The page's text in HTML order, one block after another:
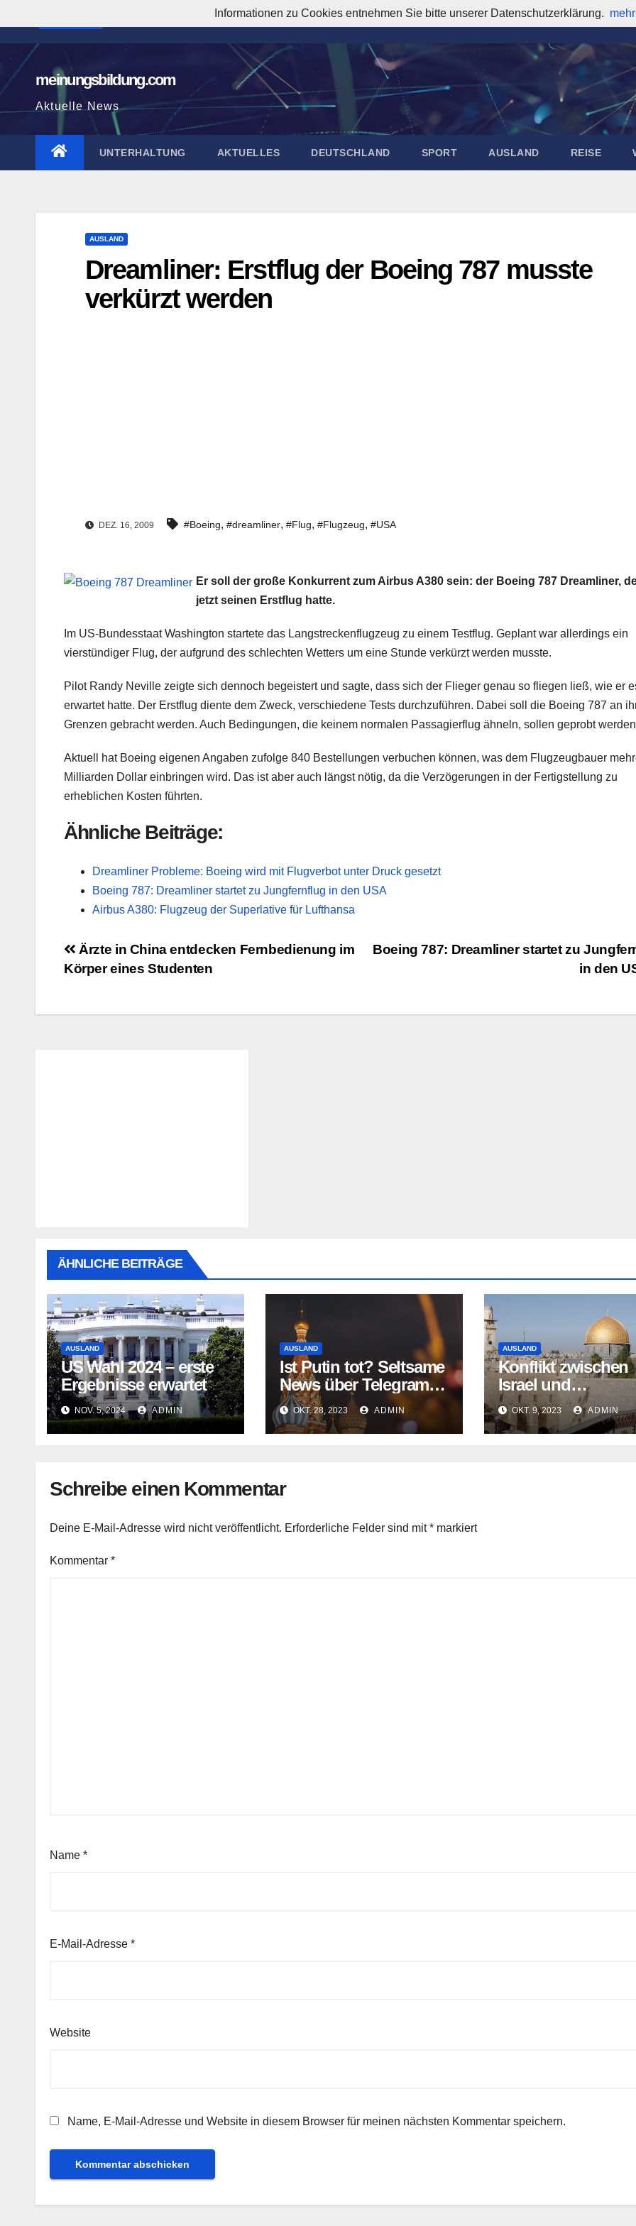
Inhalt
springen
meinungsbildung.com
Aktuelle News
UNTERHALTUNG AKTUELLES DEUTSCHLAND SPORT AUSLAND REISE
AUSLAND
Dreamliner: Erstflug der Boeing 787 musste
verkürzt werden
DEZ. 16, 2009 #Boeing, #dreamliner, #Flug, #Flugzeug, #USA
Er soll der große Konkurrent zum Airbus A380 sein: der Boeing 787 Dreamliner,
jetzt seinen Erstflug hatte.
Im US-Bundesstaat Washington startete das Langstreckenflugzeug zu einem Testflug. Geplant war allerdings ein
vierstündiger Flug, der aufgrund des schlechten Wetters um eine Stunde verkürzt werden musste.
Pilot Randy Neville zeigte sich dennoch begeistert und sagte, dass sich der Flieger genau so fliegen ließ, wie er
erwartet hatte. Der Erstflug diente dem Zweck, verschiedene Tests durchzuführen. Dabei soll die Boeing 787 an
Grenzen gebracht werden. Auch Bedingungen, die keinem normalen Passagierflug ähneln, sollen geprobt
Aktuell hat Boeing eigenen Angaben zufolge 840 Bestellungen verbuchen können, was dem Flugzeugbauer
Milliarden Dollar einbringen wird. Das ist aber auch längst nötig, da die Verzögerungen in der Fertigstellung zu
erheblichen Kosten führten.
Ähnliche Beiträge:
Dreamliner Probleme: Boeing wird mit Flugverbot unter Druck gesetzt
Boeing 787: Dreamliner startet zu Jungfernflug in den USA
Airbus A380: Flugzeug der Superlative für Lufthansa
Beitragsnavigation
Boeing 787: Dreamliner startet zu
in den
Ärzte in China entdecken Fernbedienung im
Körper eines Studenten
ÄHNLICHE BEITRÄGE
AUSLAND
US Wahl 2024 – erste
Ergebnisse erwartet
NOV. 5, 2024 ADMIN
AUSLAND
Ist Putin tot? Seltsame
News über Telegram-
Kanal verbreitet
OKT. 28, 2023 ADMIN
AUSLAND
Konflikt zwischen
Israel und
Palästinensern
traurigen
OKT. 9, 2023 ADMIN
Schreibe einen Kommentar
Deine E-Mail-Adresse wird nicht veröffentlicht. Erforderliche Felder sind mit* markiert
Kommentar *
Name *
E-Mail-Adresse *
Website
Name, E-Mail-Adresse und Website in diesem Browser für meinen nächsten Kommentar speichern.
Informationen zu Cookies entnehmen Sie bitte unserer Datenschutzerklärung.